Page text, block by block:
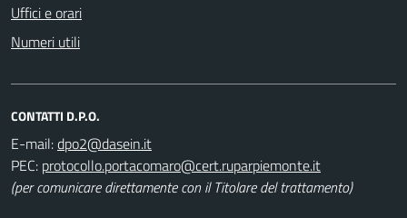
Uffici e orari
Numeri utili
CONTATTI D.P.O.
E-mail:
PEC:
(per comunicare direttamente con il Titolare del trattamento)